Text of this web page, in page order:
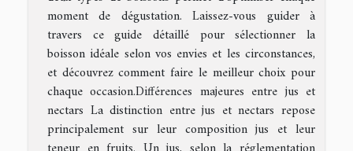
moment de dégustation. Laissez-vous guider à
travers ce guide détaillé pour sélectionner la
boisson idéale selon vos envies et les circonstances,
et découvrez comment faire le meilleur choix pour
chaque occasion.Différences majeures entre jus et
nectars La distinction entre jus et nectars repose
principalement sur leur composition jus et leur